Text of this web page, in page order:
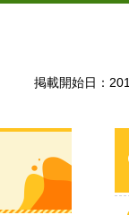
掲載開始日：